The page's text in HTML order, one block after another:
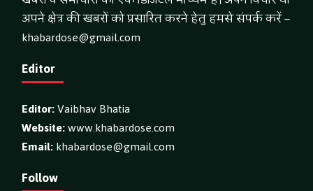
अपने क्षेत्र की खबरों को प्रसारित करने हेतु हमसे संपर्क करें –
khabardose@gmail.com
Editor
Editor:Vaibhav Bhatia
Website:www.khabardose.com
Email:khabardose@gmail.com
Follow